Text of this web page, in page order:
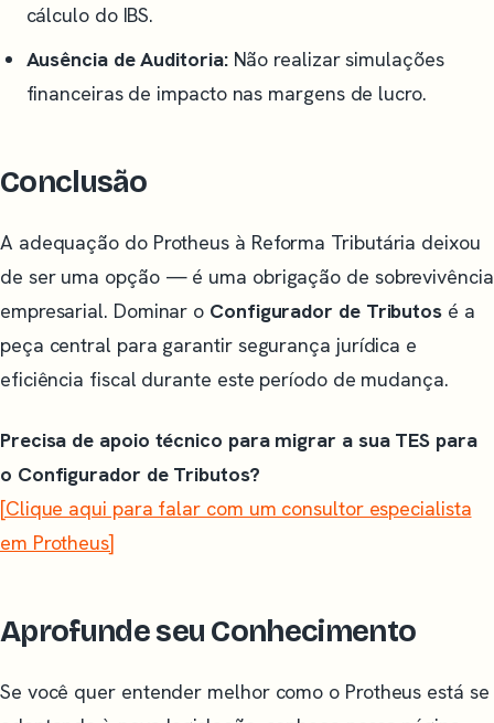
cálculo do IBS.
Ausência de Auditoria:Não realizar simulações
financeiras de impacto nas margens de lucro.
Conclusão
A adequação do Protheus à Reforma Tributária deixou
de ser uma opção — é uma obrigação de sobrevivência
empresarial. Dominar o Configurador de Tributos é a
peça central para garantir segurança jurídica e
eficiência fiscal durante este período de mudança.
Precisa de apoio técnico para migrar a sua TES para
o Configurador de Tributos?
[Clique aqui para falar com um consultor especialista
em Protheus]
Aprofunde seu Conhecimento
Se você quer entender melhor como o Protheus está se